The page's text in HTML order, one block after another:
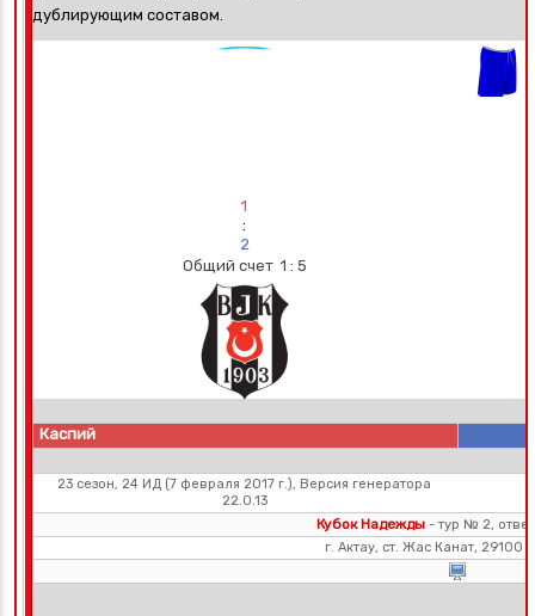
дублирующим составом.
1
:
2
Общий счет 1 : 5
Каспий
23 сезон, 24 ИД (7 февраля 2017 г.), Версия генератора
22.0.13
Кубок Надежды - тур № 2,
г. Актау, ст. Жас Канат, 29100